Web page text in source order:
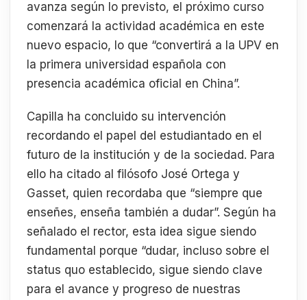
avanza según lo previsto, el próximo curso
comenzará la actividad académica en este
nuevo espacio, lo que “convertirá a la UPV en
la primera universidad española con
presencia académica oficial en China”.
Capilla ha concluido su intervención
recordando el papel del estudiantado en el
futuro de la institución y de la sociedad. Para
ello ha citado al filósofo José Ortega y
Gasset, quien recordaba que “siempre que
enseñes, enseña también a dudar”. Según ha
señalado el rector, esta idea sigue siendo
fundamental porque “dudar, incluso sobre el
status quo establecido, sigue siendo clave
para el avance y progreso de nuestras